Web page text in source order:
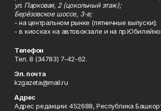
ул. Парковая, 2 (цокольный этаж);
Берёзовское шоссе, 3-в;
- на центральном рынке (пятничные выпуски);
- в киосках на автовокзале и на
Телефон
Тел. 8 (34783) 7-42-62.
Эл. почта
kzgazeta@mail.ru
Адрес
Адрес редакции: 452688, Республика